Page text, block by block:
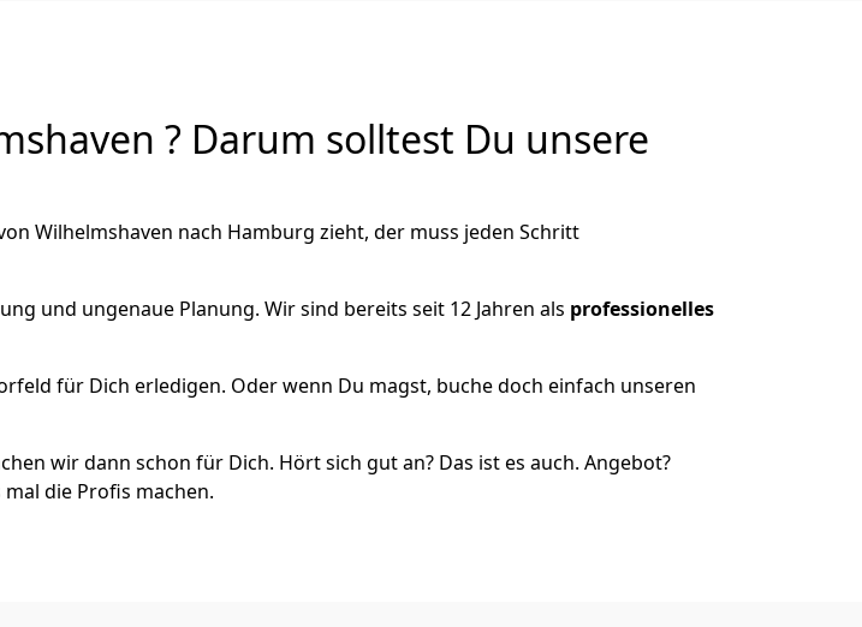
? Darum solltest Du unsere
Wilhelmshaven nach Hamburg zieht, der muss jeden Schritt
und ungenaue Planung. Wir sind bereits seit 12 Jahren als professionelles
für Dich erledigen. Oder wenn Du magst, buche doch einfach unseren
wir dann schon für Dich. Hört sich gut an? Das ist es auch. Angebot?
die Profis machen.